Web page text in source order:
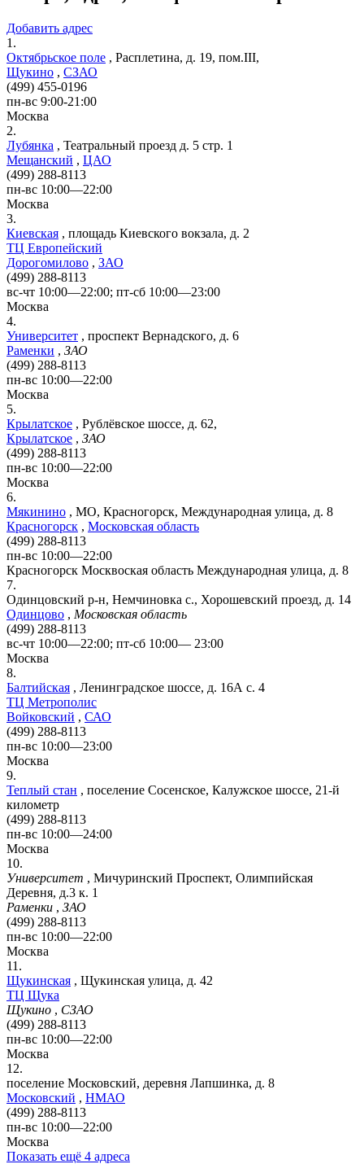
Добавить адрес
1.
Октябрьское поле , Расплетина, д. 19, пом.III,
Щукино , СЗАО
(499) 455-0196
пн-вс 9:00-21:00
Москва
2.
Лубянка , Театральный проезд д. 5 стр. 1
Мещанский , ЦАО
(499) 288-8113
пн-вс 10:00—22:00
Москва
3.
Киевская , площадь Киевского вокзала, д. 2
ТЦ Европейский
Дорогомилово , ЗАО
(499) 288-8113
вс-чт 10:00—22:00; пт-сб 10:00—23:00
Москва
4.
Университет , проспект Вернадского, д. 6
Раменки , ЗАО
(499) 288-8113
пн-вс 10:00—22:00
Москва
5.
Крылатское , Рублёвское шоссе, д. 62,
Крылатское , ЗАО
(499) 288-8113
пн-вс 10:00—22:00
Москва
6.
Мякинино , МО, Красногорск, Международная улица, д. 8
Красногорск , Московская область
(499) 288-8113
пн-вс 10:00—22:00
Красногорск Москвоская область Международная улица, д. 8
7.
Одинцовский р-н, Немчиновка с., Хорошевский проезд, д. 14
Одинцово , Московская область
(499) 288-8113
вс-чт 10:00—22:00; пт-сб 10:00— 23:00
Москва
8.
Балтийская , Ленинградское шоссе, д. 16А с. 4
ТЦ Метрополис
Войковский , САО
(499) 288-8113
пн-вс 10:00—23:00
Москва
9.
Теплый стан , поселение Сосенское, Калужское шоссе, 21-й
километр
(499) 288-8113
пн-вс 10:00—24:00
Москва
10.
Университет , Мичуринский Проспект, Олимпийская
Деревня, д.3 к. 1
Раменки , ЗАО
(499) 288-8113
пн-вс 10:00—22:00
Москва
11.
Щукинская , Щукинская улица, д. 42
ТЦ Щука
Щукино , СЗАО
(499) 288-8113
пн-вс 10:00—22:00
Москва
12.
поселение Московский, деревня Лапшинка, д. 8
Московский , НМАО
(499) 288-8113
пн-вс 10:00—22:00
Москва
Показать ещё 4 адреса